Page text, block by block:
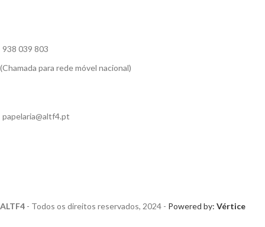
938 039 803
(Chamada para rede móvel nacional)
papelaria@altf4.pt
ALTF4 - Todos os direitos reservados, 2024 - Powered by: Vértice